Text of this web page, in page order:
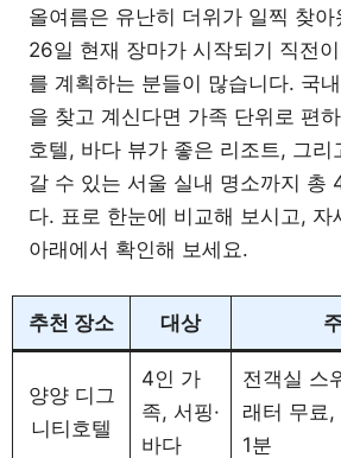
올여름은 유난히 더위가 일찍 찾
26일 현재 장마가 시작되기 직전
를 계획하는 분들이 많습니다. 국
을 찾고 계신다면 가족 단위로 편
호텔, 바다 뷰가 좋은 리조트, 그리
갈 수 있는 서울 실내 명소까지 총
다. 표로 한눈에 비교해 보시고, 자
아래에서 확인해 보세요.
추천 장소 대상
양양 디그
니티호텔
4인 가
족, 서핑·
바다
전객실 스
래터 무료
1분